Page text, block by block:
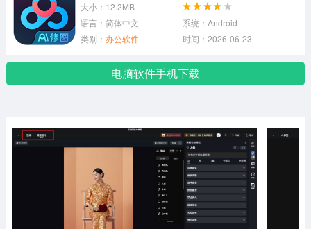
小说漫画
金融理财 新闻资讯 游戏辅助
大小：12.2MB
语言：简体中文
系统：Android
类别： 办公软件 时间：2026-06-23
电脑软件手机下载